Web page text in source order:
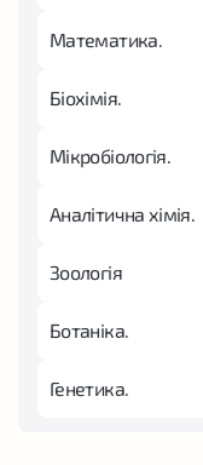
Математика.
Біохімія.
Мікробіологія.
Аналітична хімія.
Зоологія
Ботаніка.
Генетика.